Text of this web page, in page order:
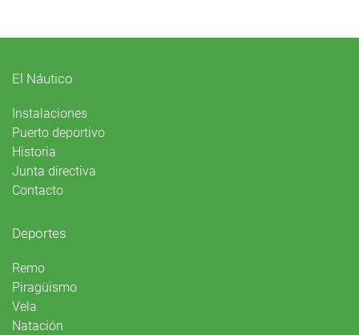
El Náutico
Instalaciones
Puerto deportivo
Historia
Junta directiva
Contacto
Deportes
Remo
Piragüismo
Vela
Natación